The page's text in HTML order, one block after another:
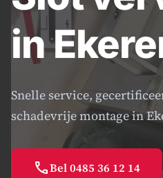
in
Snelle service,
schadevrije montage in
callBel 0485 36 12 14